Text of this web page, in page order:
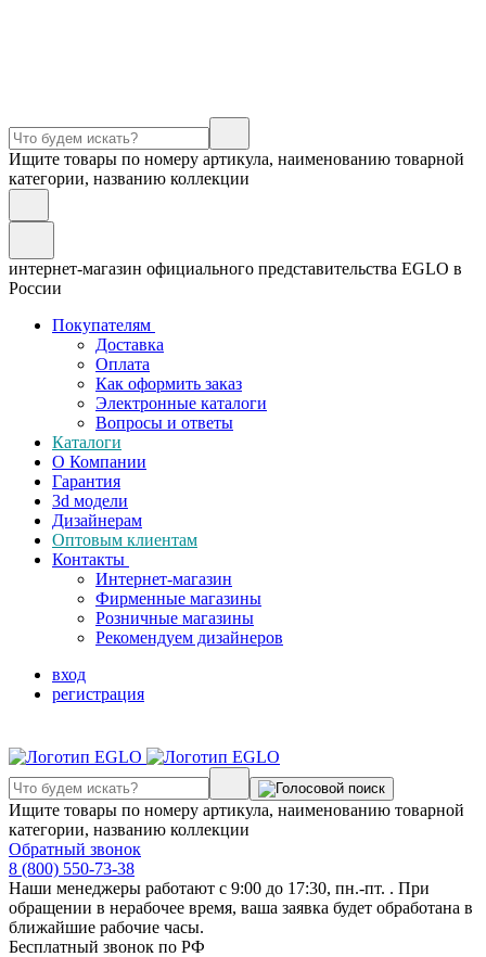
Ищите товары по номеру артикула, наименованию товарной
категории, названию коллекции
интернет-магазин официального представительства EGLO в
России
Покупателям
Доставка
Оплата
Как оформить заказ
Электронные каталоги
Вопросы и ответы
Каталоги
О Компании
Гарантия
3d модели
Дизайнерам
Оптовым клиентам
Контакты
Интернет-магазин
Фирменные магазины
Розничные магазины
Рекомендуем дизайнеров
вход
регистрация
Ищите товары по номеру артикула, наименованию товарной
категории, названию коллекции
Обратный звонок
8 (800) 550-73-38
Наши менеджеры работают с 9:00 до 17:30, пн.-пт. . При
обращении в нерабочее время, ваша заявка будет обработана в
ближайшие рабочие часы.
Бесплатный звонок по РФ